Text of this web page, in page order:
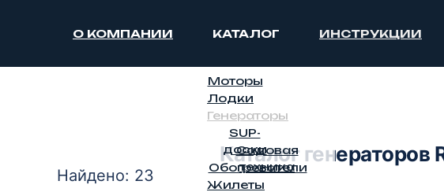
О КОМПАНИИ КАТАЛОГ ИНСТРУКЦИИ
Моторы
Лодки
SUP-
доски
Садовая
техника
Обогреватели
Жилеты
Генераторы
Каталог
Найдено: 23